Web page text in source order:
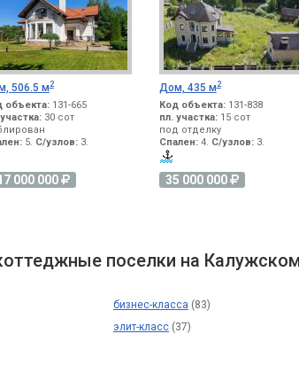
506.5 м2
объекта:131-665
30 сот
5. С/узлов:3.
000 000
Дом, 435 м2
Код объекта:131-838
пл. участка:15 сот
под отделку
Спален:4. С/узлов:3.
35 000 000
поселки на
бизнес-класса (83)
элит-класс (37)